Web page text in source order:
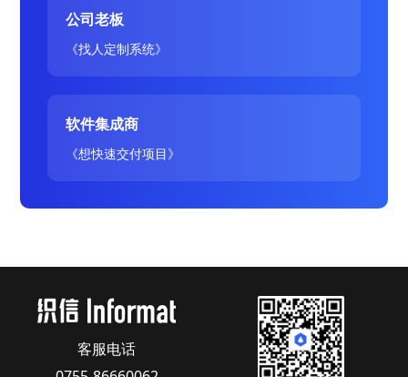
公司老板
《找人定制系统》
软件集成商
《想快速交付项目》
客服电话